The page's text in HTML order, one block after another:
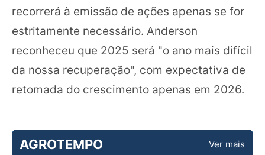
recorrerá à emissão de ações apenas se for
estritamente necessário. Anderson
reconheceu que 2025 será "o ano mais difícil
da nossa recuperação", com expectativa de
retomada do crescimento apenas em 2026.
AGROTEMPO Ver mais